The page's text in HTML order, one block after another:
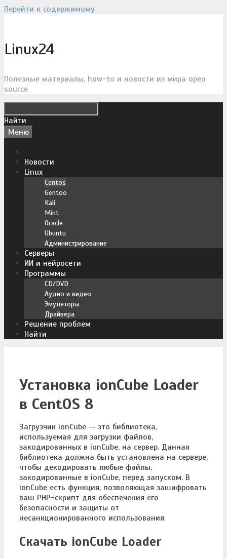
Перейти к содержимому
Linux24
Полезные материалы, how-to и новости из мира open
source
Найти
Меню
Новости
Linux
Centos
Gentoo
Kali
Mint
Oracle
Ubuntu
Администрирование
Серверы
ИИ и нейросети
Программы
CD/DVD
Аудио и видео
Эмуляторы
Драйвера
Решение проблем
Найти
Установка ionCube Loader
в CentOS 8
Загрузчик ionCube — это библиотека,
используемая для загрузки файлов,
закодированных в ionCube, на сервер. Данная
библиотека должна быть установлена на сервере,
чтобы декодировать любые файлы,
закодированные в ionCube, перед запуском. В
ionCube есть функция, позволяющая зашифровать
ваш PHP-скрипт для обеспечения его
безопасности и защиты от
несанкционированного использования.
Скачать ionCube Loader